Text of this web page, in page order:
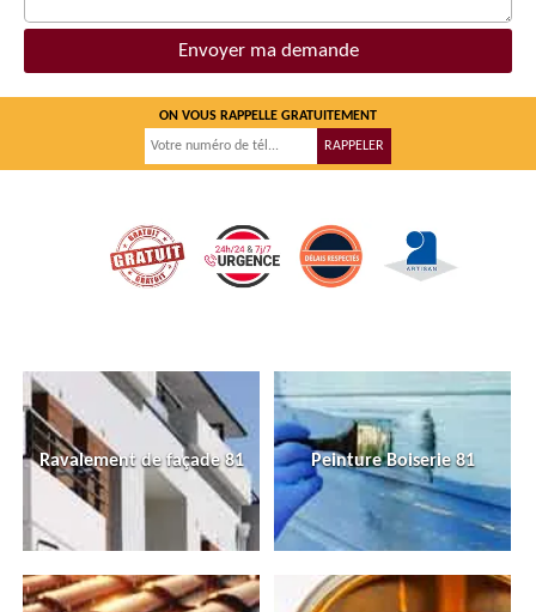
ON VOUS RAPPELLE GRATUITEMENT
Ravalement de façade 81 Peinture Boiserie 81